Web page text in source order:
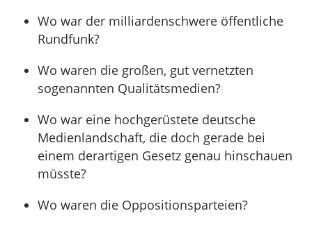
Wo war der milliardenschwere öffentliche
Rundfunk?
Wo waren die großen, gut vernetzten
sogenannten Qualitätsmedien?
Wo war eine hochgerüstete deutsche
Medienlandschaft, die doch gerade bei
einem derartigen Gesetz genau hinschauen
müsste?
Wo waren die Oppositionsparteien?